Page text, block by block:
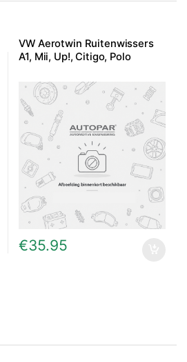
VW Aerotwin Ruitenwissers
A1, Mii, Up!, Citigo, Polo
€35.95